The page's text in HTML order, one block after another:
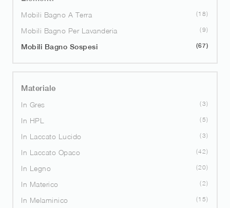
Mobili Bagno A Terra
18
Mobili Bagno Per Lavanderia 9
Mobili Bagno Sospesi 67
Materiale
In Gres
3
In HPL 5
In Laccato Lucido 3
In Laccato Opaco 42
In Legno 20
In Materico 2
In Melaminico 15